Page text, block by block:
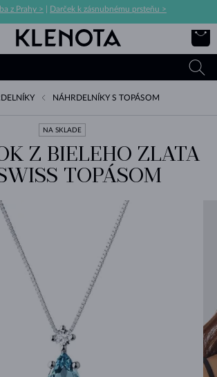
z Prahy > Darček k zásnubnému prsteňu >
NÁHRDELNÍKY S TOPÁSOM
NA SKLADE
Z BIELEHO ZLATA
TOPÁSOM